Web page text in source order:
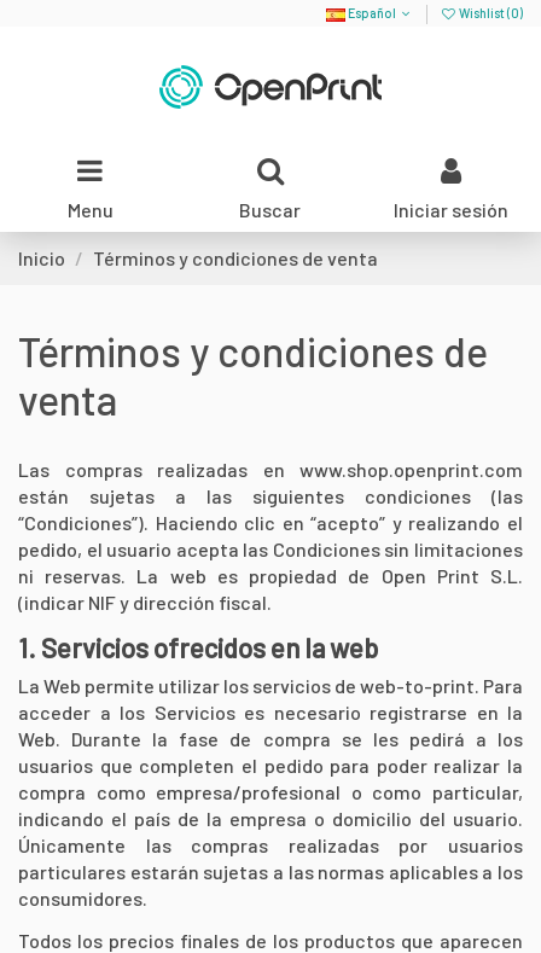
Español Wishlist (0)
Menu Buscar Iniciar sesión
Inicio Términos y condiciones de venta
Términos y condiciones de
venta
Las compras realizadas en www.shop.openprint.com
están sujetas a las siguientes condiciones (las
“Condiciones”). Haciendo clic en “acepto” y realizando el
pedido, el usuario acepta las Condiciones sin limitaciones
ni reservas. La web es propiedad de Open Print S.L.
(indicar NIF y dirección fiscal.
1. Servicios ofrecidos en la web
La Web permite utilizar los servicios de web-to-print. Para
acceder a los Servicios es necesario registrarse en la
Web. Durante la fase de compra se les pedirá a los
usuarios que completen el pedido para poder realizar la
compra como empresa/profesional o como particular,
indicando el país de la empresa o domicilio del usuario.
Únicamente las compras realizadas por usuarios
particulares estarán sujetas a las normas aplicables a los
consumidores.
Todos los precios finales de los productos que aparecen